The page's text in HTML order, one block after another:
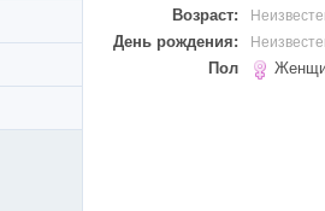
Возраст:
День рождения:
Пол